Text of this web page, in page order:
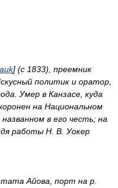
] (с 1833), преемник
политик и оратор,
Умер в Канзасе, куда
на Национальном
в его честь; на
работы Н. В. Уокер
Айова, порт на р.